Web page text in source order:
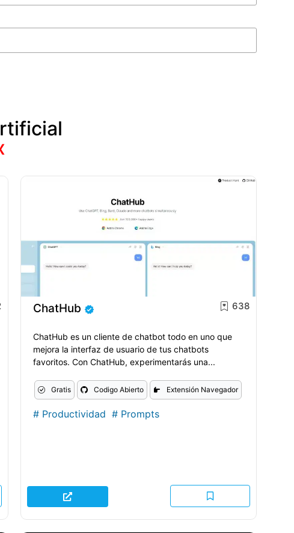
ChatHub 638
ChatHub es un cliente de chatbot todo en uno que
mejora la interfaz de usuario de tus chatbots
favoritos. Con ChatHub, experimentarás una...
Gratis Codigo Abierto Extensión Navegador
# Productividad # Prompts